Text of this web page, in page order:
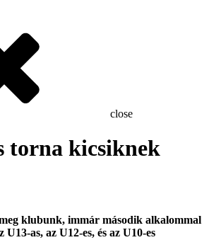
close
torna kicsiknek
klubunk, immár második alkalommal
as, az U12-es, és az U10-es